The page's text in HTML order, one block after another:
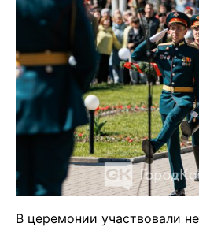
В церемонии участвовали